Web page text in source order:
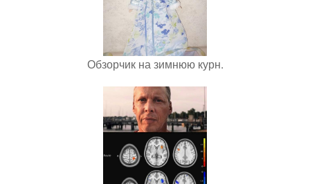
Обзорчик на зимнюю курн.